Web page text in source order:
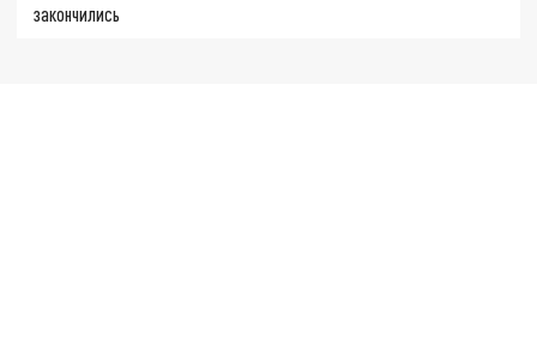
закончились